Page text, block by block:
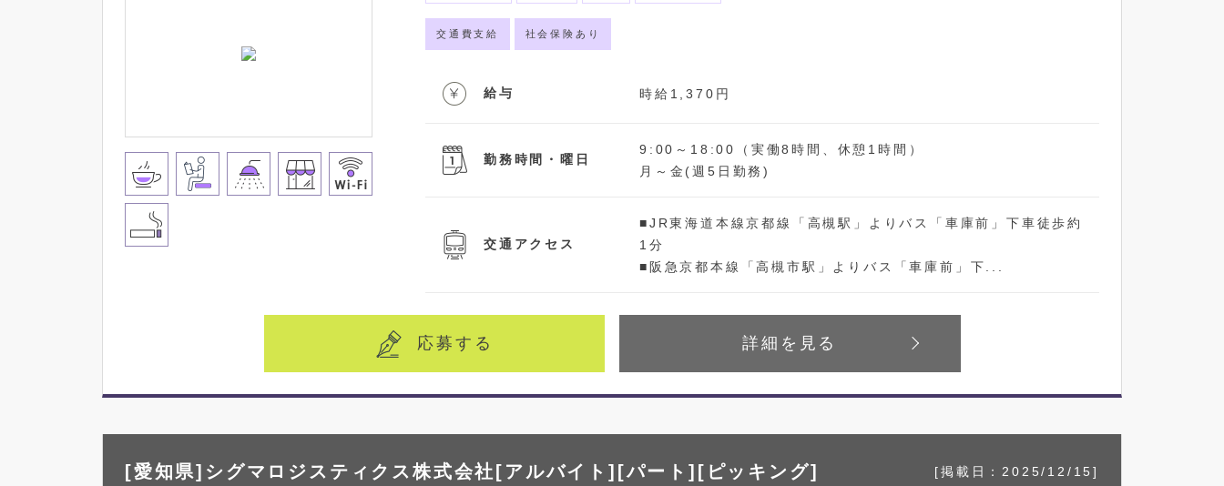
交通費支給 社会保険あり
給与 時給1,370円
勤務時間・曜日
9:00～18:00（実働8時間、休憩1時間）
月～金(週5日勤務)
交通アクセス
■JR東海道本線京都線「高槻駅」よりバス「車庫前」下車徒歩約
1分
■阪急京都本線「高槻市駅」よりバス「車庫前」下...
応募する 詳細を見る
[愛知県]シグマロジスティクス株式会社[アルバイト][パート][ピッキング] [掲載日：2025/12/15]